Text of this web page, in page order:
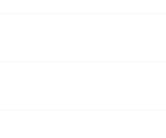
av tekstiler og